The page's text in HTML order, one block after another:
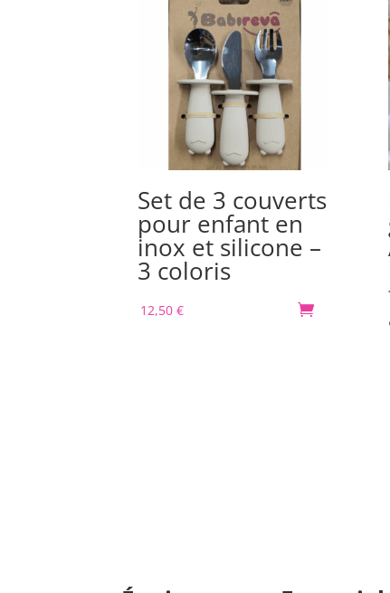
Set de 3 couverts
pour enfant en
inox et silicone –
3 coloris
12,50€ 